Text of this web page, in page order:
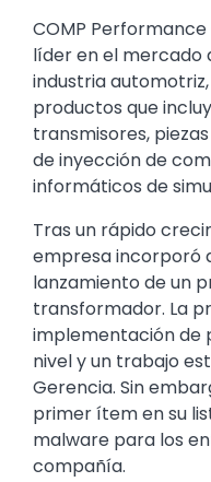
COMP
líder en el mercado
industria
productos que
transmisores,
de inyección de
informáticos de
Tras un rápido
empresa incorporó
lanzamiento de un
transformador. La
implementación de
nivel y un trabajo
Gerencia. Sin
primer ítem en su
malware para los
compañía.